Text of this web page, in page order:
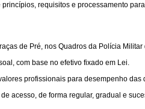
princípios, requisitos e processamento
de Pré, nos Quadros da Polícia
com base no efetivo fixado em Lei.
profissionais para desempenho das
acesso, de forma regular, gradual e